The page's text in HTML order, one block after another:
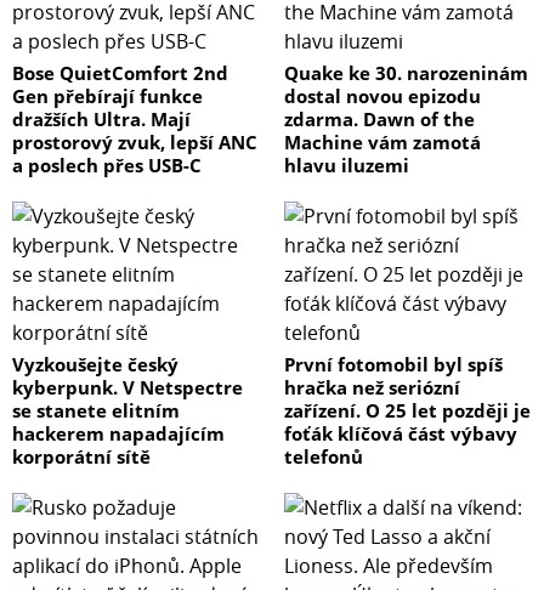
Bose QuietComfort 2nd
Gen přebírají funkce
dražších Ultra. Mají
prostorový zvuk, lepší ANC
a poslech přes USB-C
Quake ke 30. narozeninám
dostal novou epizodu
zdarma. Dawn of the
Machine vám zamotá
hlavu iluzemi
Vyzkoušejte český
kyberpunk. V Netspectre
se stanete elitním
hackerem napadajícím
korporátní sítě
První fotomobil byl spíš
hračka než seriózní
zařízení. O 25 let později je
foťák klíčová část výbavy
telefonů